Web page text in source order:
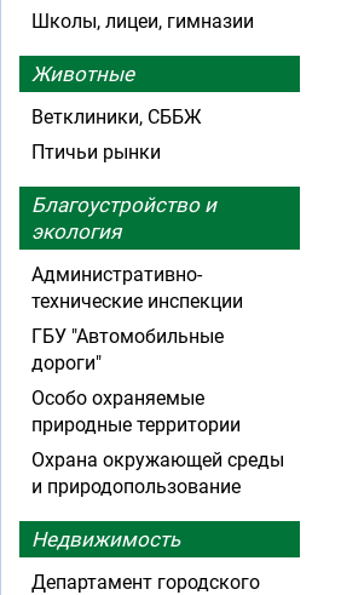
Школы, лицеи, гимназии
Животные
Ветклиники, СББЖ
Птичьи рынки
Благоустройство и
экология
Административно-
технические инспекции
ГБУ "Автомобильные
дороги"
Особо охраняемые
природные территории
Охрана окружающей среды
и природопользование
Недвижимость
Департамент городского